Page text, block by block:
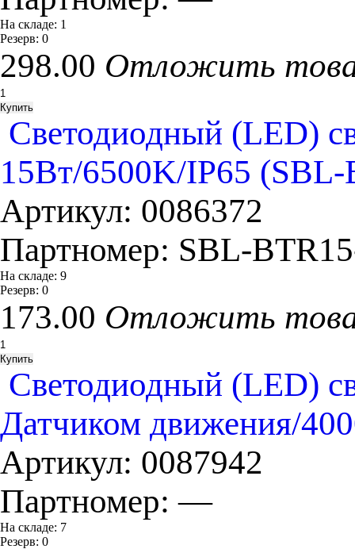
На складе: 1
Резерв: 0
298.00 Отложить
Cветодиодный (LED)
15Вт/6500K/IP65
Артикул: 0086372
Партномер: SBL-
На складе: 9
Резерв: 0
173.00 Отложить
Cветодиодный (LED)
Датчиком движения/
Артикул: 0087942
Партномер:—
На складе: 7
Резерв: 0